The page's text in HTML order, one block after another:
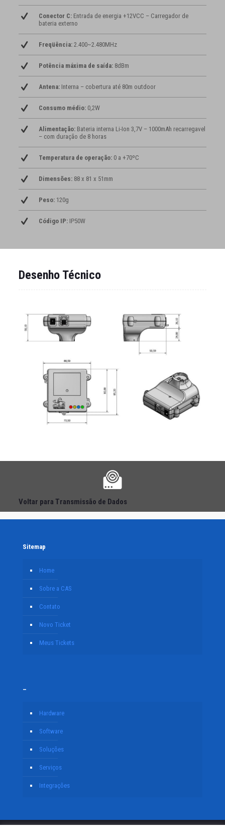
Conector C:Entrada de energia +12VCC – Carregador de
bateria externo
Freqüência:2.400~2.480MHz
Potência máxima de saída:8dBm
Antena:Interna – cobertura até 80m outdoor
Consumo médio:0,2W
Alimentação:Bateria interna Li-Ion 3,7V – 1000mAh recarregavel
– com duração de 8 horas
Temperatura de operação:0 a +70ºC
Dimensões:88 x 81 x 51mm
Peso:120g
Código IP:IP50W
Desenho Técnico
Voltar para Transmissão de Dados
Sitemap
Home
Sobre a CAS
Contato
Novo Ticket
Meus Tickets
–
Hardware
Software
Soluções
Serviços
Integrações